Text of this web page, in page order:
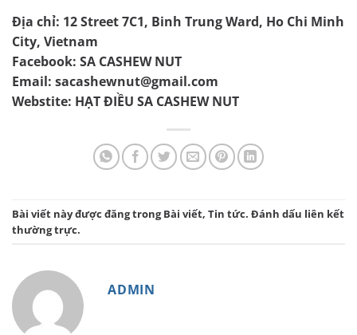
Địa chỉ: 12 Street 7C1, Binh Trung Ward, Ho Chi Minh
City, Vietnam
Facebook: SA CASHEW NUT
Email: sacashewnut@gmail.com
Webstite: HẠT ĐIỀU SA CASHEW NUT
Bài viết này được đăng trongBài viết, Tin tức. Đánh dấu liên kết
thường trực.
ADMIN